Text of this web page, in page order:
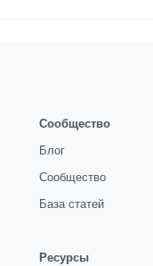
Сообщество
Блог
Сообщество
База статей
Ресурсы